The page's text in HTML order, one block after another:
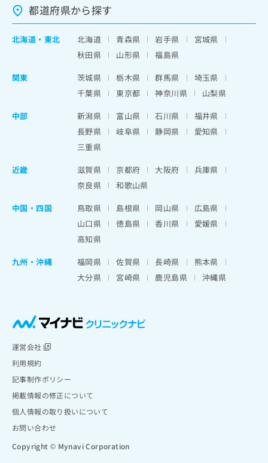
都道府県から探す
北海道 ・ 東北 北海道 青森県 岩手県
宮城県
秋田県
山形県
福島県
関東
茨城県 栃木県 群馬県
埼玉県
千葉県
東京都 神奈川県
山梨県
中部
新潟県 富山県 石川県
福井県
長野県
岐阜県 静岡県
愛知県
三重県
近畿
滋賀県 京都府 大阪府
兵庫県
奈良県
和歌山県
中国・四国
鳥取県 島根県 岡山県
広島県
山口県
徳島県 香川県
愛媛県
高知県
九州・沖縄
福岡県 佐賀県 長崎県
熊本県
大分県
宮崎県 鹿児島県 沖縄県
運営会社
利用規約
記事制作ポリシー
掲載情報の修正について
個人情報の取り扱いについて
お問い合わせ
Copyright © Mynavi Corporation